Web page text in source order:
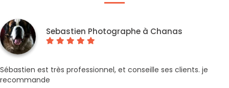
Sebastien Photographe à Chanas
Sébastien est très professionnel, et conseille ses clients. je
recommande